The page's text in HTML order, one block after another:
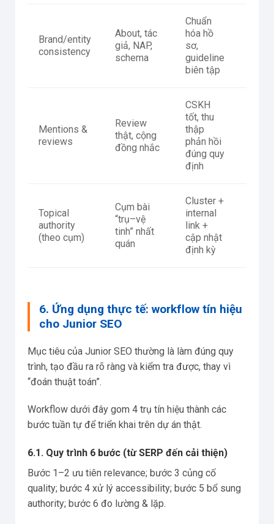
Brand/entity
consistency
About, tác
giả, NAP,
schema
Chuẩn
hóa hồ
sơ,
guideline
biên tập
Mentions &
reviews
Review
thật, cộng
đồng nhắc
CSKH
tốt, thu
thập
phản hồi
đúng quy
định
Topical
authority
(theo cụm)
Cụm bài
“trụ–vệ
tinh” nhất
quán
Cluster +
internal
link +
cập nhật
định kỳ
6. Ứng dụng thực tế: workflow tín hiệu
cho Junior SEO
Mục tiêu của Junior SEO thường là làm đúng quy
trình, tạo đầu ra rõ ràng và kiểm tra được, thay vì
“đoán thuật toán”.
Workflow dưới đây gom 4 trụ tín hiệu thành các
bước tuần tự để triển khai trên dự án thật.
6.1. Quy trình 6 bước (từ SERP đến cải thiện)
Bước 1–2 ưu tiên relevance; bước 3 củng cố
quality; bước 4 xử lý accessibility; bước 5 bổ sung
authority; bước 6 đo lường & lặp.